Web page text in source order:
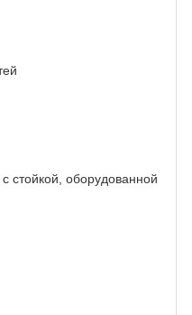
стойкой, оборудованной